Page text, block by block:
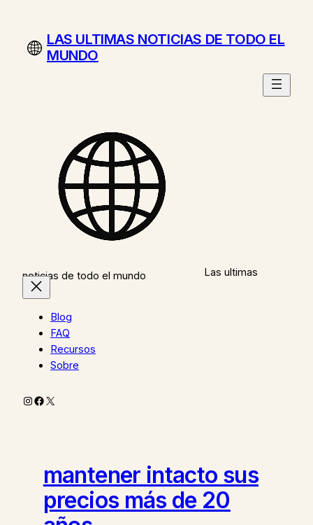
contenidoLAS ULTIMAS NOTICIAS DE TODO EL
MUNDO
Las ultimas
noticias de todo el mundo
Blog
FAQ
Recursos
Sobre
Instagram
Facebook
X
mantener intacto sus
precios más de 20